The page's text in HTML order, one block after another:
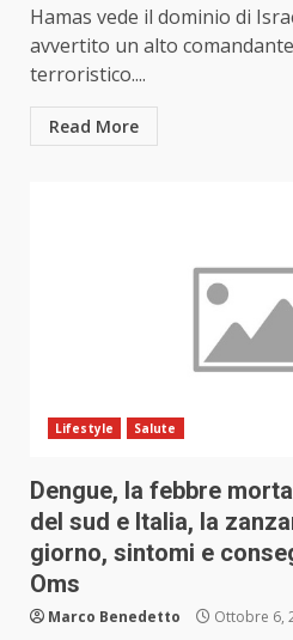
Hamas vede il dominio di
avvertito un alto
terroristico....
Read More
Lifestyle Salute
Dengue, la febbre
del sud e Italia, la
giorno, sintomi e
Oms
Marco Benedetto Ottobre 6,